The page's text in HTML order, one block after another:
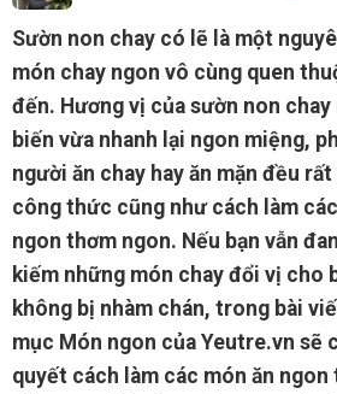
Sườn non chay có lẽ là một
món chay ngon vô cùng quen
đến. Hương vị của sườn non
biến vừa nhanh lại ngon miệng,
người ăn chay hay ăn mặn đều
công thức cũng như cách làm
ngon thơm ngon. Nếu bạn vẫn
kiếm những món chay đổi vị cho
không bị nhàm chán, trong bài
mục Món ngon của Yeutre.vn sẽ
quyết cách làm các món ăn ngon